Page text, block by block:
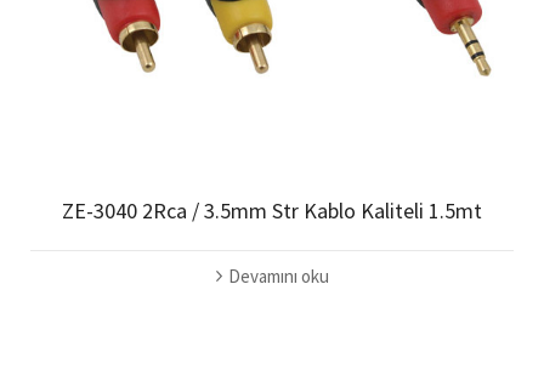
ZE-3040 2Rca / 3.5mm Str Kablo Kaliteli 1.5mt
Devamını oku